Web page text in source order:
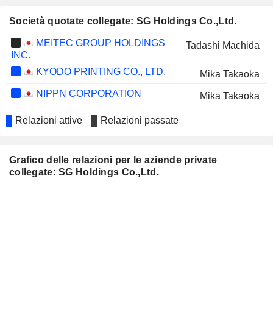
Società quotate collegate: SG Holdings Co.,Ltd.
MEITEC GROUP HOLDINGS
INC.
Tadashi Machida
KYODO PRINTING CO., LTD.
Mika Takaoka
NIPPN CORPORATION
Mika Takaoka
Relazioni attive Relazioni passate
Grafico delle relazioni per le aziende private
collegate: SG Holdings Co.,Ltd.